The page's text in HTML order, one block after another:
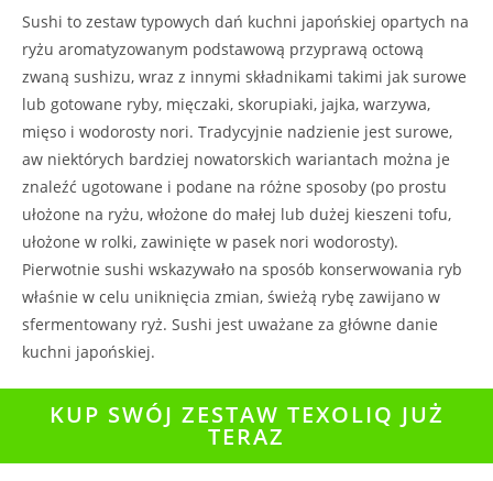
Sushi to zestaw typowych dań kuchni japońskiej opartych na
ryżu aromatyzowanym podstawową przyprawą octową
zwaną sushizu, wraz z innymi składnikami takimi jak surowe
lub gotowane ryby, mięczaki, skorupiaki, jajka, warzywa,
mięso i wodorosty nori. Tradycyjnie nadzienie jest surowe,
aw niektórych bardziej nowatorskich wariantach można je
znaleźć ugotowane i podane na różne sposoby (po prostu
ułożone na ryżu, włożone do małej lub dużej kieszeni tofu,
ułożone w rolki, zawinięte w pasek nori wodorosty).
Pierwotnie sushi wskazywało na sposób konserwowania ryb
właśnie w celu uniknięcia zmian, świeżą rybę zawijano w
sfermentowany ryż. Sushi jest uważane za główne danie
kuchni japońskiej.
KUP SWÓJ ZESTAW TEXOLIQ JUŻ
TERAZ